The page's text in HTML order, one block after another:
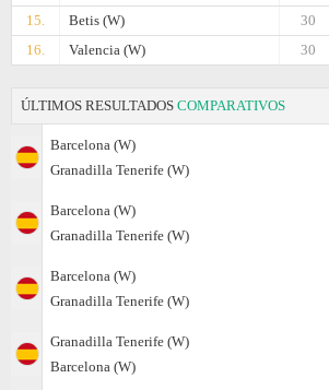
15.
Betis (W)
30
16.
Valencia (W) 30
ÚLTIMOS RESULTADOS COMPARATIVOS
Barcelona (W)
Granadilla Tenerife (W)
Barcelona (W)
Granadilla Tenerife (W)
Barcelona (W)
Granadilla Tenerife (W)
Granadilla Tenerife (W)
Barcelona (W)